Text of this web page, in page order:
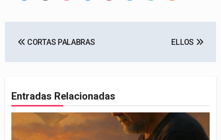
de
CORTAS PALABRAS ELLOS
Entradas Relacionadas